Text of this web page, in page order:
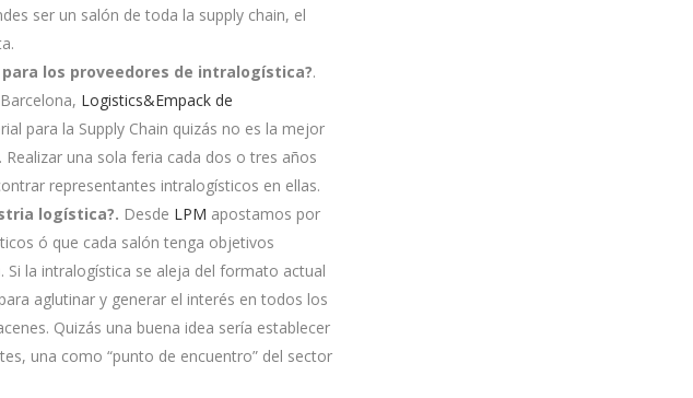
ser un salón de toda la supply chain, el
los proveedores de intralogística?.
Logistics&Empack de
para la Supply Chain quizás no es la mejor
una sola feria cada dos o tres años
representantes intralogísticos en ellas.
logística?. Desde LPM apostamos por
ó que cada salón tenga objetivos
la intralogística se aleja del formato actual
aglutinar y generar el interés en todos los
Quizás una buena idea sería establecer
una como “punto de encuentro” del sector